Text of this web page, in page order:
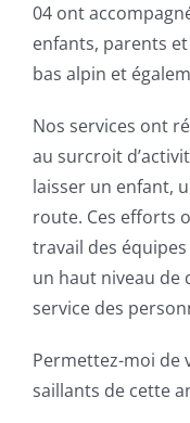
04 ont
enfants, parents
bas alpin et
Nos services ont
au surcroit
laisser un enfant,
route. Ces efforts
travail des
un haut niveau de
service des
Permettez-moi de
saillants de cette